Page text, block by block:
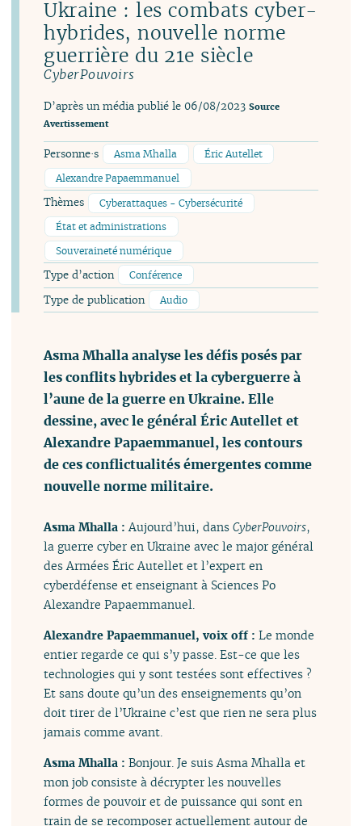
Ukraine : les combats cyber-
hybrides, nouvelle norme
guerrière du 21e siècle
CyberPouvoirs
D’après un média publié le 06/08/2023 Source
Avertissement
Personne·s Asma Mhalla
Éric Autellet
Alexandre Papaemmanuel
Thèmes
Cyberattaques - Cybersécurité
État et administrations
Souveraineté numérique
Type d’action Conférence
Type de publication Audio
Asma Mhalla analyse les défis posés par
les conflits hybrides et la cyberguerre à
l’aune de la guerre en Ukraine. Elle
dessine, avec le général Éric Autellet et
Alexandre Papaemmanuel, les contours
de ces conflictualités émergentes comme
nouvelle norme militaire.
Asma Mhalla :Aujourd’hui, dansCyberPouvoirs,
la guerre cyber en Ukraine avec le major général
des Armées Éric Autellet et l’expert en
cyberdéfense et enseignant à Sciences Po
Alexandre Papaemmanuel.
Alexandre Papaemmanuel, voix off :Le monde
entier regarde ce qui s’y passe. Est-ce que les
technologies qui y sont testées sont effectives ?
Et sans doute qu’un des enseignements qu’on
doit tirer de l’Ukraine c’est que rien ne sera plus
jamais comme avant.
Asma Mhalla :Bonjour. Je suis Asma Mhalla et
mon job consiste à décrypter les nouvelles
formes de pouvoir et de puissance qui sont en
train de se recomposer actuellement autour de